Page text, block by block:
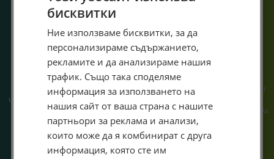
При нас говориш с реален
човек, не с чатбот, когато
имаш нужда от консултация
или справяне с проблем.
Сглобяваме, поддържаме и
обслужваме. Като магазин и
гарантираме бърза реакция и
познаване на твоята
система.
бисквитки
Ние използваме бисквитки, за да
персонализираме съдържанието,
рекламите и да анализираме нашия
трафик. Също така споделяме
информация за използването на
нашия сайт от ваша страна с нашите
партньори за реклама и анализи,
които може да я комбинират с друга
информация, която сте им
Специален подарък за
теб!
Абонирай се за ексклузивни седмични оферти и
специални предложения само за теб като
въведеш само email адрес и получи отстъпка от
първата ти поръчка.
Email